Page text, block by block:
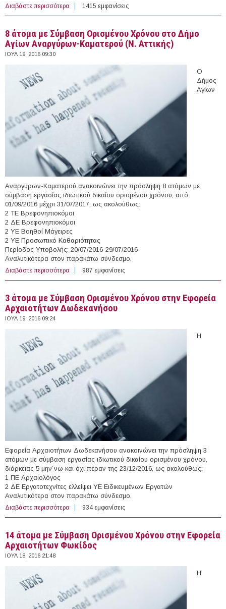
Διαβάστε περισσότερα για 49 άτομα με Σύμβαση Ορισμένου Χρόνου στο Δήμο
Λαυρεωτικής (Ν. Αττικής)
1415 εμφανίσεις
8 άτομα με Σύμβαση Ορισμένου Χρόνου στο Δήμο
Αγίων Αναργύρων-Καματερού (Ν. Αττικής)
ΙΟΥΛ 19, 2016 09:30
Ο
Δήμος
Αγίων
Αναργύρων-Καματερού ανακοινώνει την πρόσληψη 8 ατόμων με
σύμβαση εργασίας ιδιωτικού δικαίου ορισμένου χρόνου, από
01/09/2016 μέχρι 31/07/2017, ως ακολούθως:
2 ΤΕ Βρεφονηπιοκόμοι
2 ΔΕ Βρεφονηπιοκόμοι
2 ΥΕ Βοηθοί Μάγειρες
2 ΥΕ Προσωπικό Καθαριότητας
Περίοδος Υποβολής: 20/07/2016-29/07/2016
Αναλυτικότερα στον παρακάτω σύνδεσμο.
Διαβάστε περισσότερα για 8 άτομα με Σύμβαση Ορισμένου Χρόνου στο Δήμο
Αγίων Αναργύρων-Καματερού (Ν. Αττικής)
987 εμφανίσεις
3 άτομα με Σύμβαση Ορισμένου Χρόνου στην Εφορεία
Αρχαιοτήτων Δωδεκανήσου
ΙΟΥΛ 19, 2016 09:24
Η
Εφορεία Αρχαιοτήτων Δωδεκανήσου ανακοινώνει την πρόσληψη 3
ατόμων με σύμβαση εργασίας ιδιωτικού δικαίου ορισμένου χρόνου,
διάρκειας 5 μην΄νω και όχι πέραν της 23/12/2016, ως ακολούθως:
1 ΠΕ Αρχαιολόγος
2 ΔΕ Εργατοτεχνίτες ελλείψει ΥΕ Ειδικευμένων Εργατών
Αναλυτικότερα στον παρακάτω σύνδεσμο.
Διαβάστε περισσότερα για 3 άτομα με Σύμβαση Ορισμένου Χρόνου στην
Εφορεία Αρχαιοτήτων Δωδεκανήσου
934 εμφανίσεις
14 άτομα με Σύμβαση Ορισμένου Χρόνου στην Εφορεία
Αρχαιοτήτων Φωκίδος
ΙΟΥΛ 18, 2016 21:48
Η